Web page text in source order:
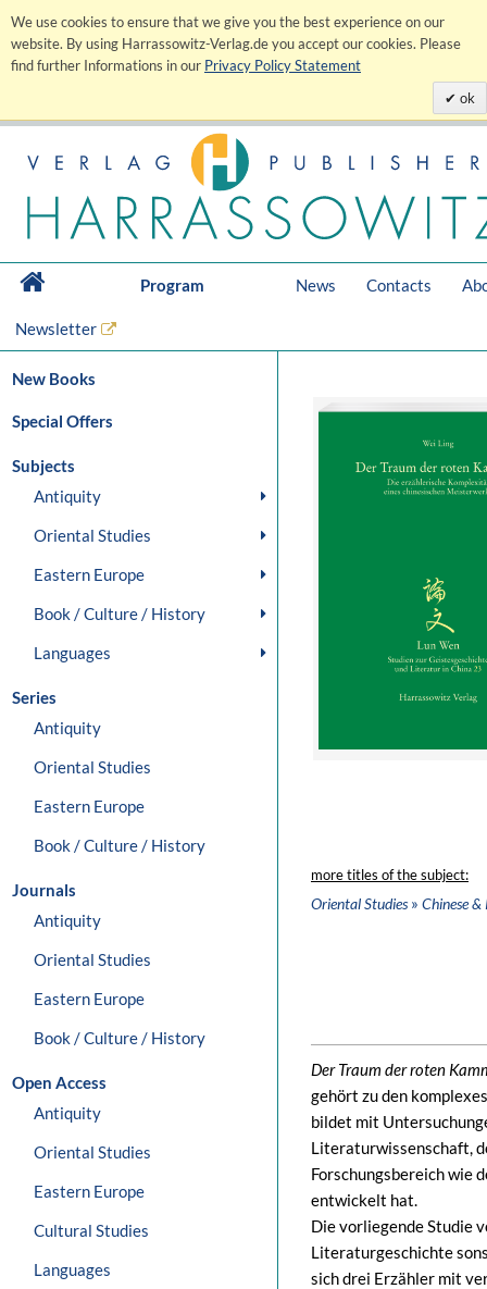
We use cookies to ensure that we give you the best experience on our
website. By using Harrassowitz-Verlag.de you accept our cookies. Please
find further Informations in our Privacy Policy Statement
ok
Program News Contacts
Newsletter
New Books
Special Offers
Subjects
Antiquity
Oriental Studies
Eastern Europe
Book / Culture / History
Languages
Series
Antiquity
Oriental Studies
Eastern Europe
Book / Culture / History
Journals
Antiquity
Oriental Studies
Eastern Europe
Book / Culture / History
Open Access
Antiquity
Oriental Studies
Eastern Europe
Cultural Studies
Languages
more titles of the subject:
Oriental Studies» Chinese &
Der Traum der roten
gehört zu den
bildet mit
Literaturwissenschaft,
Forschungsbereich wie
entwickelt hat.
Die vorliegende Studie
Literaturgeschichte
sich drei Erzähler mit